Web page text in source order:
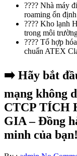
???? Nhà máy
roaming ổn
???? Kho lạnh
trong môi
???? Tổ hợp
chuẩn ATEX
➡️ Hãy bắt
mạng không
CTCP TÍCH
GIA – Đồng
minh của bạn!